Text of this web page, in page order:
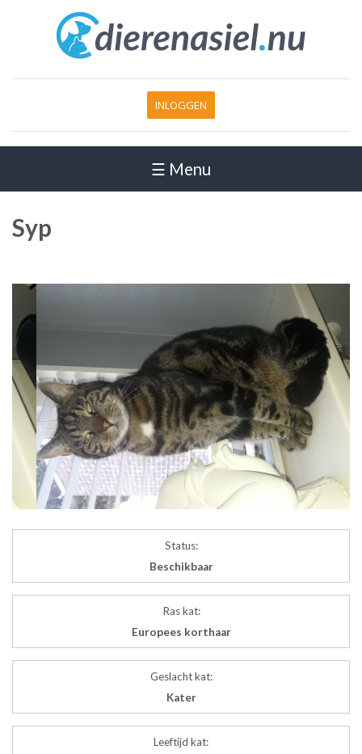
INLOGGEN
☰ Menu
Syp
Status:
Beschikbaar
Ras kat:
Europees korthaar
Geslacht kat:
Kater
Leeftijd kat: